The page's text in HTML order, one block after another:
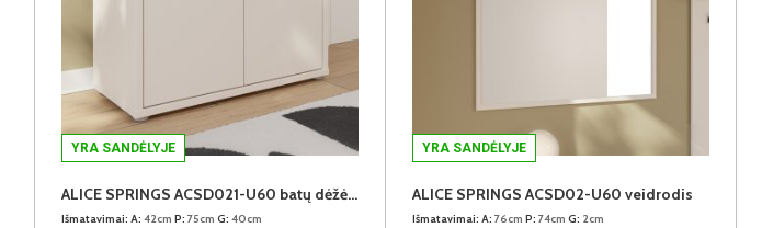
YRA SANDĖLYJE
ALICE SPRINGS ACSD021-U60 batų dėžė-spintelė
Išmatavimai: A: 42cm P: 75cm G: 40cm
YRA SANDĖLYJE
ALICE SPRINGS ACSD02-U60 veidrodis
Išmatavimai: A: 76cm P: 74cm G: 2cm